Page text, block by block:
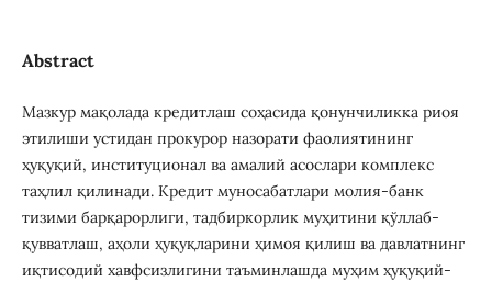
Abstract
Мазкур мақолада кредитлаш соҳасида қонунчиликка риоя
этилиши устидан прокурор назорати фаолиятининг
ҳуқуқий, институционал ва амалий асослари комплекс
таҳлил қилинади. Кредит муносабатлари молия-банк
тизими барқарорлиги, тадбиркорлик муҳитини қўллаб-
қувватлаш, аҳоли ҳуқуқларини ҳимоя қилиш ва давлатнинг
иқтисодий хавфсизлигини таъминлашда муҳим ҳуқуқий-